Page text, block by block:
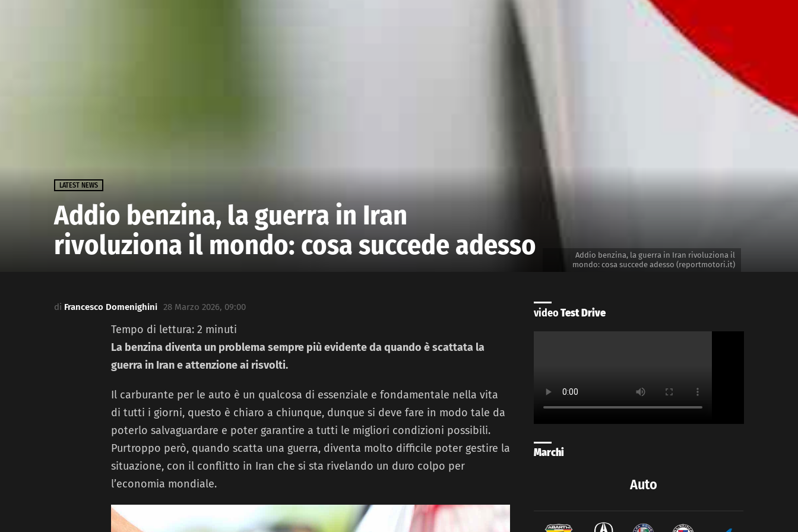
LATEST NEWS
Addio benzina, la guerra in Iran
rivoluziona il mondo: cosa succede adesso
Addio benzina, la guerra in Iran rivoluziona il
mondo: cosa succede adesso (reportmotori.it)
di Francesco Domenighini 28 Marzo 2026, 09:00
Tempo di lettura: 2 minuti
La benzina diventa un problema sempre più evidente da quando è scattata la
guerra in Iran e attenzione ai risvolti.
Il carburante per le auto è un qualcosa di essenziale e fondamentale nella vita
di tutti i giorni, questo è chiaro a chiunque, dunque si deve fare in modo tale da
poterlo salvaguardare e poter garantire a tutti le migliori condizioni possibili.
Purtroppo però, quando scatta una guerra, diventa molto difficile poter gestire la
situazione, con il conflitto in Iran che si sta rivelando un duro colpo per
l’economia mondiale.
videoTest Drive
Marchi
Auto